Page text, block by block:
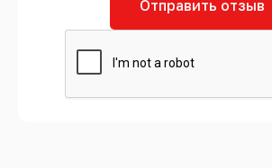
Отправить отзыв